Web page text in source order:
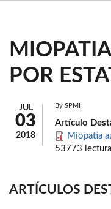
POR
JUL
03
2018
By SPMI
Artículo
Miopatia
53773
ARTÍCULOS